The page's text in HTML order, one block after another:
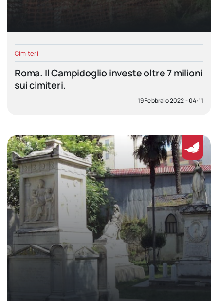
Cimiteri
Roma. Il Campidoglio investe oltre 7 milioni
sui cimiteri.
19 Febbraio 2022 - 04:11